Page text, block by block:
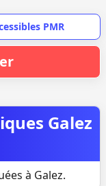
PMR
Galez
à Galez.